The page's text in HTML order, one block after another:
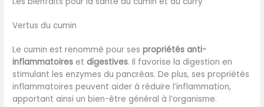
Vertus du cumin
Le cumin est renommé pour sespropriétés anti-
inflammatoires etdigestives. Il favorise la digestion en
stimulant les enzymes du pancréas. De plus, ses propriétés
inflammatoires peuvent aider à réduire l’inflammation,
apportant ainsi un bien-être général à l’organisme.